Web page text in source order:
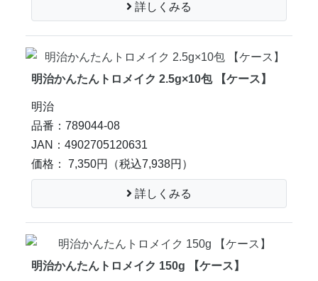
詳しくみる
明治かんたんトロメイク 2.5g×10包 【ケース】
明治
品番：789044-08
JAN：4902705120631
価格： 7,350円
（税込7,938円）
詳しくみる
明治かんたんトロメイク 150g 【ケース】